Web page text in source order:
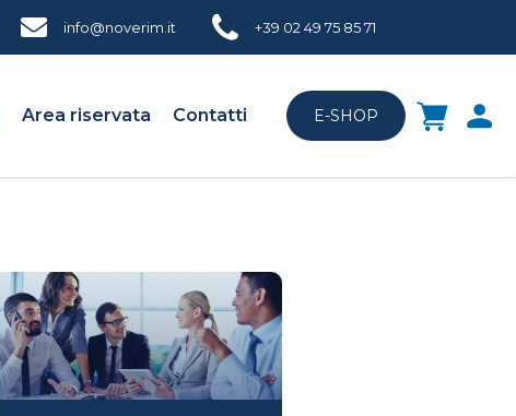
info@noverim.it +39 02 49 75 85 71
Area riservata Contatti E-SHOP